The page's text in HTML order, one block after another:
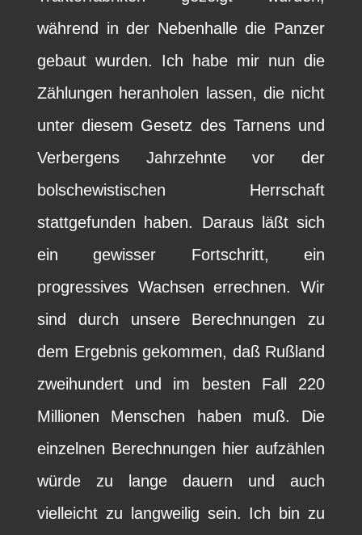
während in der Nebenhalle die Panzer
gebaut wurden. Ich habe mir nun die
Zählungen heranholen lassen, die nicht
unter diesem Gesetz des Tarnens und
Verbergens Jahrzehnte vor der
bolschewistischen Herrschaft
stattgefunden haben. Daraus läßt sich
ein gewisser Fortschritt, ein
progressives Wachsen errechnen. Wir
sind durch unsere Berechnungen zu
dem Ergebnis gekommen, daß Rußland
zweihundert und im besten Fall 220
Millionen Menschen haben muß. Die
einzelnen Berechnungen hier aufzählen
würde zu lange dauern und auch
vielleicht zu langweilig sein. Ich bin zu